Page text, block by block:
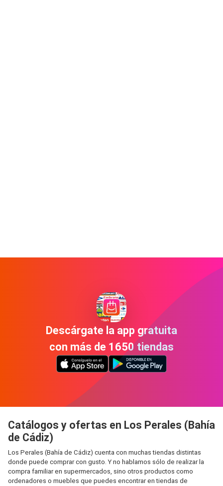
Descárgate la app gratuita
con más de 1650 tiendas
Catálogos y ofertas en Los Perales (Bahía
de Cádiz)
Los Perales (Bahía de Cádiz) cuenta con muchas tiendas distintas
donde puede comprar con gusto. Y no hablamos sólo de realizar la
compra familiar en supermercados, sino otros productos como
ordenadores o muebles que puedes encontrar en tiendas de